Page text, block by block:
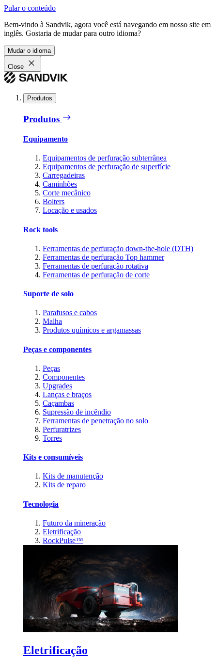
Pular o conteúdo
Bem-vindo à Sandvik, agora você está navegando em nosso site em
inglês. Gostaria de mudar para outro idioma?
Mudar o idioma
Close
Produtos
Produtos
Equipamento
Equipamentos de perfuração subterrânea
Equipamentos de perfuração de superfície
Carregadeiras
Caminhões
Corte mecânico
Bolters
Locação e usados
Rock tools
Ferramentas de perfuração down-the-hole (DTH)
Ferramentas de perfuração Top hammer
Ferramentas de perfuração rotativa
Ferramentas de perfuração de corte
Suporte de solo
Parafusos e cabos
Malha
Produtos químicos e argamassas
Peças e componentes
Peças
Componentes
Upgrades
Lanças e braços
Caçambas
Supressão de incêndio
Ferramentas de penetração no solo
Perfuratrizes
Torres
Kits e consumíveis
Kits de manutenção
Kits de reparo
Tecnologia
Futuro da mineração
Eletrificação
RockPulse™
Eletrificação